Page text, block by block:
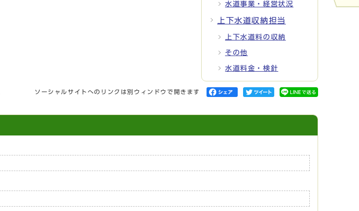
水道事業・経営状況
上下水道収納担当
上下水道料の収納
その他
水道料金・検針
ソーシャルサイトへのリンクは別ウィンドウで開きます